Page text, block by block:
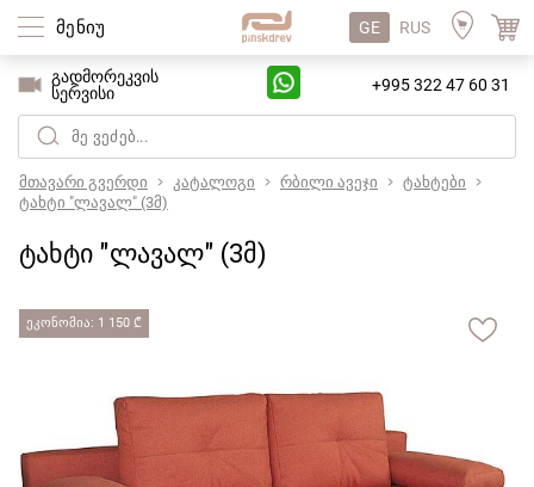
მენიუ GE RUS
გადმორეკვის
სერვისი
+995 322 47 60 31
მთავარი გვერდი კატალოგი რბილი ავეჯი
ტახტები
ტახტი "ლავალ" (3მ)
ტახტი "ლავალ" (3მ)
ეკონომია: 1 150 ₾